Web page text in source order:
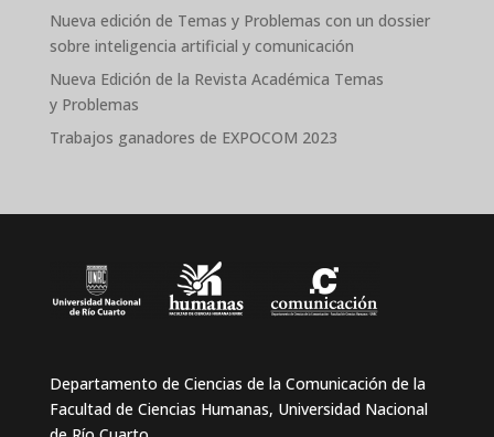
Nueva edición de Temas y Problemas con un dossier
sobre inteligencia artificial y comunicación
Nueva Edición de la Revista Académica Temas
y Problemas
Trabajos ganadores de EXPOCOM 2023
Departamento de Ciencias de la Comunicación de la
Facultad de Ciencias Humanas, Universidad Nacional